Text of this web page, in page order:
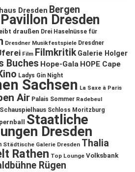
Dresden Bergen
Dresden
draußen Drei Haselnüsse für
Dresdner Musikfestspiele Dresdner
Film Filmkritik Galerie Holger
Buches Hope-Gala HOPE Cape
Ladys Gin Night
Sachsen La Saxe à Paris
Air Palais Sommer Radebeul
Schauspielhaus Schloss Moritzburg
Staatliche
Dresden
Städtische Galerie Dresden Thalia
Rathen Top Lounge Volksbank
Rügen